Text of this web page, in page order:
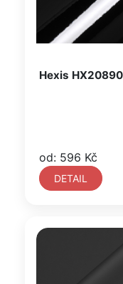
Hexis
od: 596 Kč
DETAIL